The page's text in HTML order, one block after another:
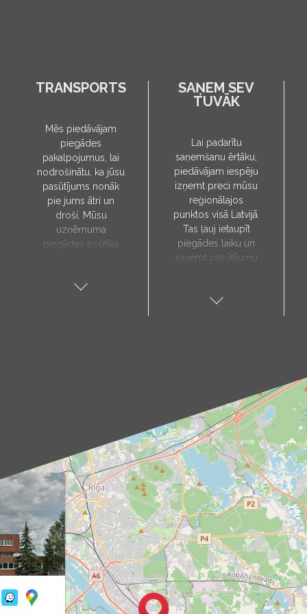
TRANSPORTS
Mēs piedāvājam
piegādes
pakalpojumus, lai
nodrošinātu, ka jūsu
pasūtījums nonāk
pie jums ātri un
droši. Mūsu
uzņēmuma
piegādes politika
uz jūsu norādīto
sazināsies, lai
pārliecinātos par
piegādes adresi un
paziņotu par
paredzamo
piegādes laiku.
SAŅEM SEV
TUVĀK
Lai padarītu
saņemšanu ērtāku,
piedāvājam iespēju
izņemt preci mūsu
reģionālajos
punktos visā Latvijā.
Tas ļauj ietaupīt
piegādes laiku un
saņemt pasūtījumu
saņemšanas punkti:
Saulkrasti, Talsi,
Tukums, Valka,
Valmiera.
Kā sazināties?
Izvēlies sev tuvāko
punktu un raksti uz
attiecīgo e-pasta
adresi (piemēram,
aloja@produs.lv
cesis@produs.lv,
tukums@produs.lv
u.c.), lai noskaidrotu
pasūtījuma
saņemšanas laiku,
vienotos par ērtāko